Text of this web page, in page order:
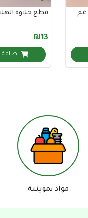
قطع حلاوة
₪13
اضافة
مواد تموينية